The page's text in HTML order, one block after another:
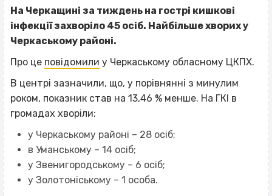
На Черкащині за тиждень на гострі кишкові
інфекції захворіло 45 осіб. Найбільше хворих у
Черкаському районі.
Про це повідомили у Черкаському обласному ЦКПХ.
В центрі зазначили, що, у порівнянні з минулим
роком, показник став на 13,46 % менше. На ГКІ в
громадах хворіли:
у Черкаському районі – 28 осіб;
в Уманському – 14 осіб;
у Звенигородському – 6 осіб;
у Золотоніському – 1 особа.